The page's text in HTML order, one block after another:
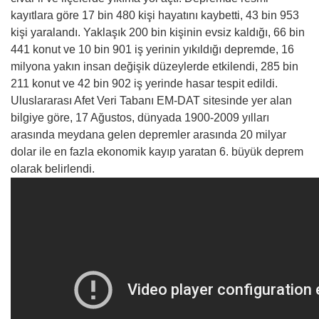
kayıtlara göre 17 bin 480 kişi hayatını kaybetti, 43 bin 953
kişi yaralandı. Yaklaşık 200 bin kişinin evsiz kaldığı, 66 bin
441 konut ve 10 bin 901 iş yerinin yıkıldığı depremde, 16
milyona yakın insan değişik düzeylerde etkilendi, 285 bin
211 konut ve 42 bin 902 iş yerinde hasar tespit edildi.
Uluslararası Afet Veri Tabanı EM-DAT sitesinde yer alan
bilgiye göre, 17 Ağustos, dünyada 1900-2009 yılları
arasında meydana gelen depremler arasında 20 milyar
dolar ile en fazla ekonomik kayıp yaratan 6. büyük deprem
olarak belirlendi.